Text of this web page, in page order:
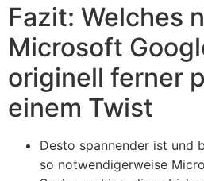
Fazit: Welches
Microsoft
originell ferner
einem Twist
Desto spannender ist und
so notwendigerweise